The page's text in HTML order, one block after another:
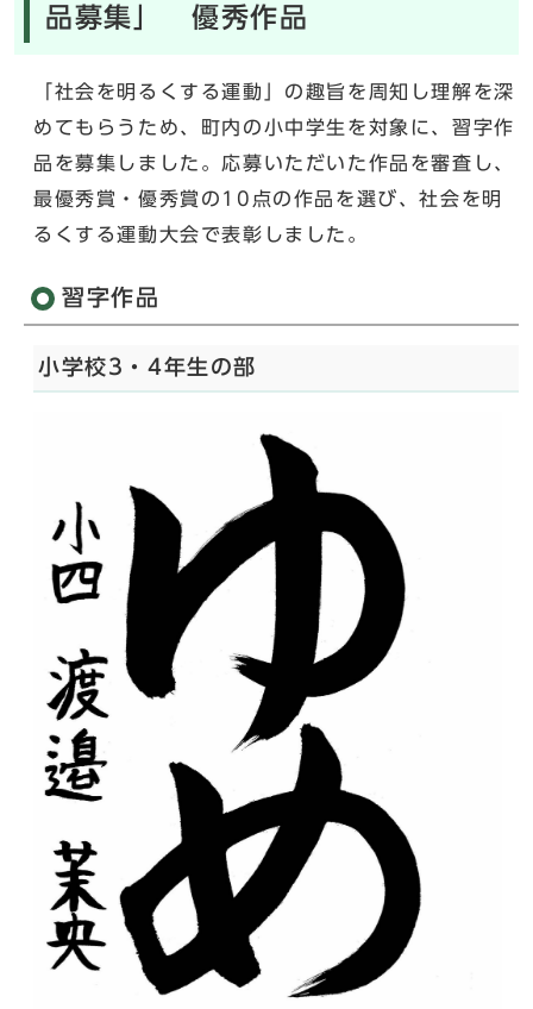
品募集」 優秀作品
「社会を明るくする運動」の趣旨を周知し理解を深
めてもらうため、町内の小中学生を対象に、習字作
品を募集しました。応募いただいた作品を審査し、
最優秀賞・優秀賞の10点の作品を選び、社会を明
るくする運動大会で表彰しました。
習字作品
小学校3・4年生の部